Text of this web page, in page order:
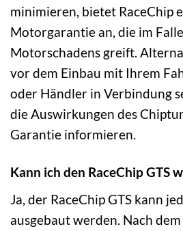
minimieren, bietet RaceChip
Motorgarantie an, die im
Motorschadens greift.
vor dem Einbau mit Ihrem
oder Händler in Verbindung
die Auswirkungen des
Garantie informieren.
Kann ich den RaceChip GTS
Ja, der RaceChip GTS kann
ausgebaut werden. Nach